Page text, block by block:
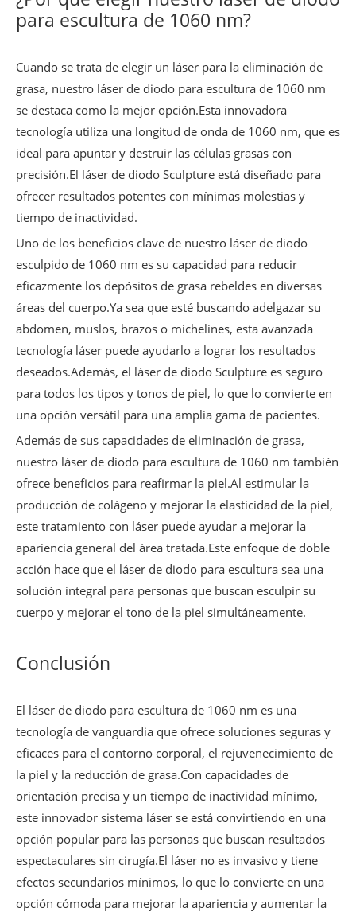
para escultura de 1060 nm?
Cuando se trata de elegir un láser para la eliminación de
grasa, nuestro láser de diodo para escultura de 1060 nm
se destaca como la mejor opción.Esta innovadora
tecnología utiliza una longitud de onda de 1060 nm, que es
ideal para apuntar y destruir las células grasas con
precisión.El láser de diodo Sculpture está diseñado para
ofrecer resultados potentes con mínimas molestias y
tiempo de inactividad.
Uno de los beneficios clave de nuestro láser de diodo
esculpido de 1060 nm es su capacidad para reducir
eficazmente los depósitos de grasa rebeldes en diversas
áreas del cuerpo.Ya sea que esté buscando adelgazar su
abdomen, muslos, brazos o michelines, esta avanzada
tecnología láser puede ayudarlo a lograr los resultados
deseados.Además, el láser de diodo Sculpture es seguro
para todos los tipos y tonos de piel, lo que lo convierte en
una opción versátil para una amplia gama de pacientes.
Además de sus capacidades de eliminación de grasa,
nuestro láser de diodo para escultura de 1060 nm también
ofrece beneficios para reafirmar la piel.Al estimular la
producción de colágeno y mejorar la elasticidad de la piel,
este tratamiento con láser puede ayudar a mejorar la
apariencia general del área tratada.Este enfoque de doble
acción hace que el láser de diodo para escultura sea una
solución integral para personas que buscan esculpir su
cuerpo y mejorar el tono de la piel simultáneamente.
Conclusión
El láser de diodo para escultura de 1060 nm es una
tecnología de vanguardia que ofrece soluciones seguras y
eficaces para el contorno corporal, el rejuvenecimiento de
la piel y la reducción de grasa.Con capacidades de
orientación precisa y un tiempo de inactividad mínimo,
este innovador sistema láser se está convirtiendo en una
opción popular para las personas que buscan resultados
espectaculares sin cirugía.El láser no es invasivo y tiene
efectos secundarios mínimos, lo que lo convierte en una
opción cómoda para mejorar la apariencia y aumentar la